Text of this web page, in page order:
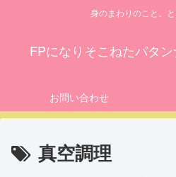
身のまわりのこと。と
FPになりそこねたパタ
お問い合わせ
真空調理